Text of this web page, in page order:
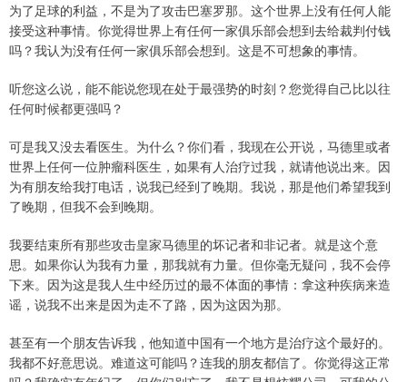
为了足球的利益，不是为了攻击巴塞罗那。这个世界上没有任何人能
接受这种事情。你觉得世界上有任何一家俱乐部会想到去给裁判付钱
吗？我认为没有任何一家俱乐部会想到。这是不可想象的事情。
听您这么说，能不能说您现在处于最强势的时刻？您觉得自己比以往
任何时候都更强吗？
可是我又没去看医生。为什么？你们看，我现在公开说，马德里或者
世界上任何一位肿瘤科医生，如果有人治疗过我，就请他说出来。因
为有朋友给我打电话，说我已经到了晚期。我说，那是他们希望我到
了晚期，但我不会到晚期。
我要结束所有那些攻击皇家马德里的坏记者和非记者。就是这个意
思。如果你认为我有力量，那我就有力量。但你毫无疑问，我不会停
下来。因为这是我人生中经历过的最不体面的事情：拿这种疾病来造
谣，说我不出来是因为走不了路，因为这因为那。
甚至有一个朋友告诉我，他知道中国有一个地方是治疗这个最好的。
我都不好意思说。难道这可能吗？连我的朋友都信了。你觉得这正常